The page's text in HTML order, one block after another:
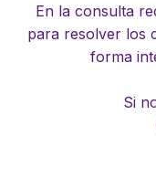
En la consulta
para resolver los
forma
Si